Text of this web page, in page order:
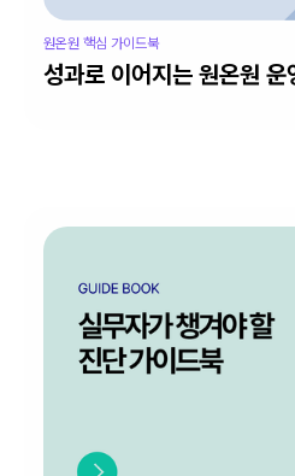
원온원 핵심 가이드북
성과로 이어지는 원온원